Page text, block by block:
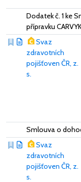
Dodatek č. 1 ke
přípravku
Svaz
zdravotních
pojišťoven ČR, z.
s.
Smlouva o
Svaz
zdravotních
pojišťoven ČR, z.
s.